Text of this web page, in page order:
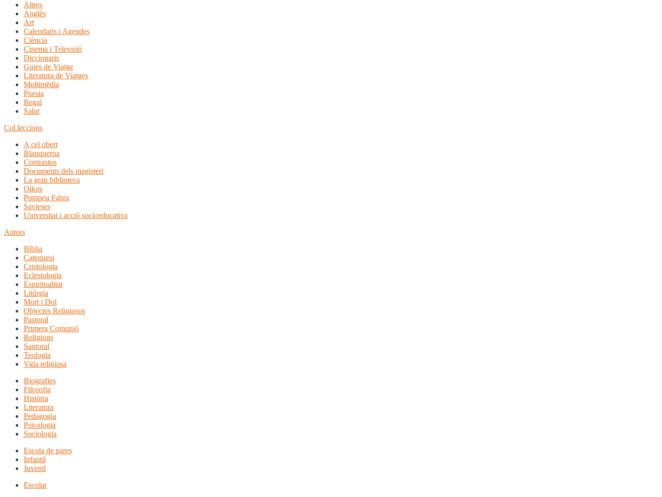
Altres
Anglès
Art
Calendaris i Agendes
Ciència
Cinema i Televisió
Diccionaris
Guies de Viatge
Literatura de Viatges
Multimèdia
Poesia
Regal
Salut
Col.leccions
A cel obert
Blanquerna
Contrastos
Documents dels magisteri
La gran biblioteca
Oikos
Pompeu Fabra
Savieses
Universitat i acció socioeducativa
Autors
Bíblia
Catequesi
Cristologia
Eclesiologia
Espiritualitat
Litúrgia
Mort i Dol
Objectes Religiosos
Pastoral
Primera Comunió
Religions
Santoral
Teologia
Vida religiosa
Biografies
Filosofia
Història
Literatura
Pedagogia
Psicologia
Sociologia
Escola de pares
Infantil
Juvenil
Escolar